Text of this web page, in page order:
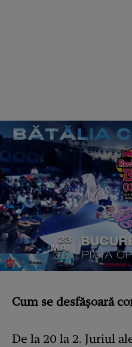
Cum se desfășoară
De la 20 la 2. Juriul